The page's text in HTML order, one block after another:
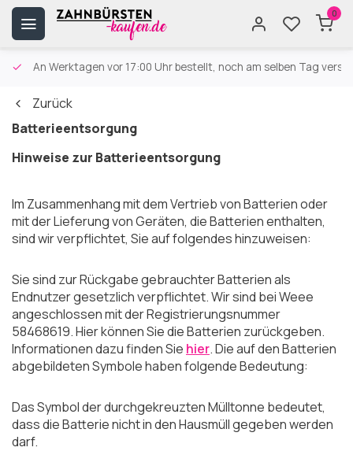
0
An Werktagen vor 17:00 Uhr bestellt, noch am selben Tag
Zurück
Batterieentsorgung
Hinweise zur Batterieentsorgung
Im Zusammenhang mit dem Vertrieb von Batterien oder
mit der Lieferung von Geräten, die Batterien enthalten,
sind wir verpflichtet, Sie auf folgendes hinzuweisen:
Sie sind zur Rückgabe gebrauchter Batterien als
Endnutzer gesetzlich verpflichtet. Wir sind bei Weee
angeschlossen mit der Registrierungsnummer
58468619. Hier können Sie die Batterien zurückgeben.
Informationen dazu finden Sie hier. Die auf den Batterien
abgebildeten Symbole haben folgende Bedeutung:
Das Symbol der durchgekreuzten Mülltonne bedeutet,
dass die Batterie nicht in den Hausmüll gegeben werden
darf.